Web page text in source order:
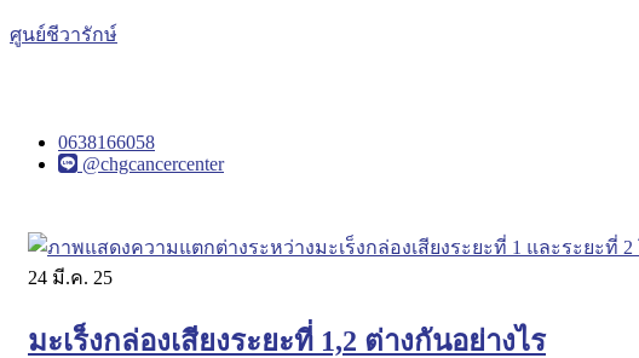
ศูนย์ชีวารักษ์
0638166058
@chgcancercenter
24 มี.ค. 25
มะเร็งกล่องเสียงระยะที่ 1,2 ต่างกันอย่างไร